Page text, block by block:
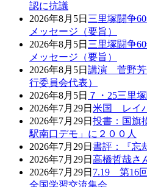
認に抗議
2026年8月5日 三里塚闘争
メッセージ（要旨）
2026年8月5日 三里塚闘争
メッセージ（要旨）
2026年8月5日 講演 菅野芳
行委員会代表）
2026年8月5日 ７・25三里
2026年7月29日 米国 レイ
2026年7月29日 投書：国旗
駅南口デモ」に２００人
2026年7月29日 書評：『忘
2026年7月29日 高橋哲哉さ
2026年7月29日 7.19 第16